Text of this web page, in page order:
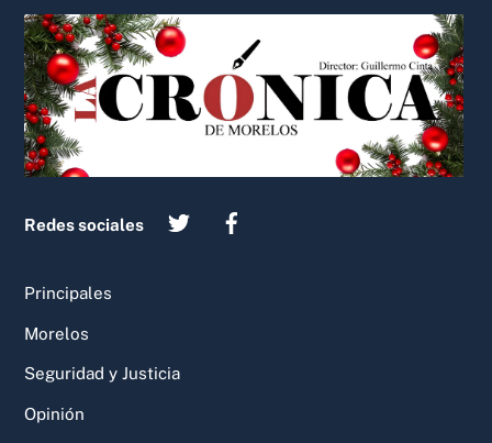
To
Top
Redes sociales
Principales
Morelos
Seguridad y Justicia
Opinión